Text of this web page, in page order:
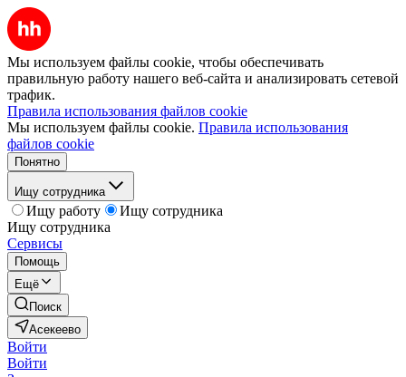
Мы используем файлы cookie, чтобы обеспечивать
правильную работу нашего веб-сайта и анализировать сетевой
трафик.
Правила использования файлов cookie
Мы используем файлы cookie. Правила использования
файлов cookie
Понятно
Ищу сотрудника
Ищу работу
Ищу сотрудника
Ищу сотрудника
Сервисы
Помощь
Ещё
Поиск
Асекеево
Войти
Войти